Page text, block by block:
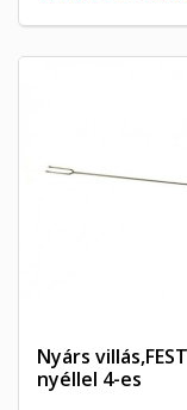
Nyárs
nyéllel 4-es